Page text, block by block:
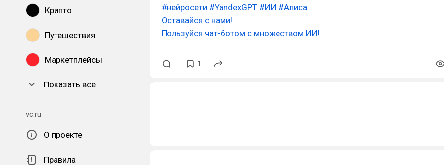
Крипто
Путешествия
Маркетплейсы
Показать все
vc.ru
О проекте
Правила
#нейросети #YandexGPT #ИИ #Алиса
Оставайся с нами!
Пользуйся чат-ботом с множеством ИИ!
1